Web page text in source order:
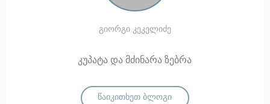
გიორგი კეკელიძე
კუპატა და მძინარა ზებრა
წაიკითხეთ ბლოგი